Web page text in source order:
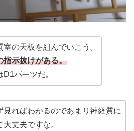
室の天板を組んでいこう。
指示抜けがある。
D1パーツだ。
見ればわかるのであまり神経質に
大丈夫ですな。